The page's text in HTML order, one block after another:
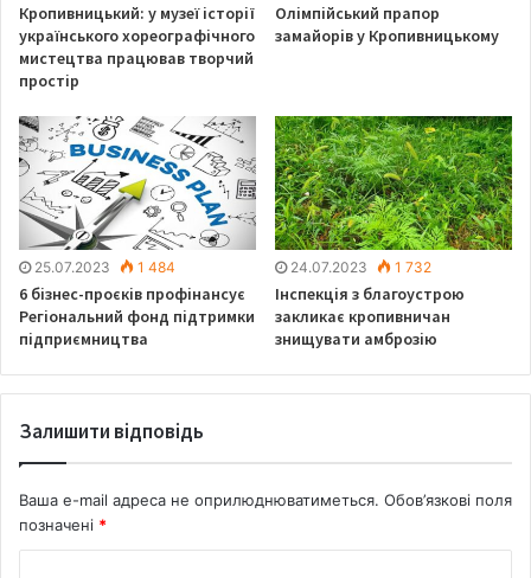
Кропивницький: у музеї історії
українського хореографічного
мистецтва працював творчий
простір
Олімпійський прапор
замайорів у Кропивницькому
25.07.2023 1 484
6 бізнес-проєків профінансує
Регіональний фонд підтримки
підприємництва
24.07.2023 1 732
Інспекція з благоустрою
закликає кропивничан
знищувати амброзію
Залишити відповідь
Ваша e-mail адреса не оприлюднюватиметься. Обов’язкові поля
позначені *